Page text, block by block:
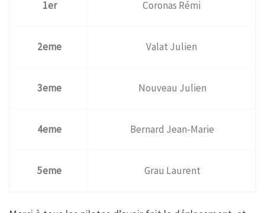
1er Coronas Rémi
2eme Valat Julien
3eme Nouveau Julien
4eme Bernard Jean-Marie
5eme Grau Laurent